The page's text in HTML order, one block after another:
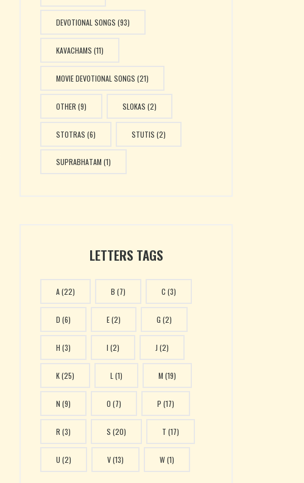
DEVOTIONAL SONGS (93)
KAVACHAMS (11)
MOVIE DEVOTIONAL SONGS (21)
OTHER (9) SLOKAS (2)
STOTRAS (6) STUTIS (2)
SUPRABHATAM (1)
LETTERS TAGS
A(22) B (7) C (3)
D (6) E(2) G (2)
H (3) I (2) J (2)
K(25) L (1) M (19)
N (9) O (7) P (17)
R (3) S (20) T (17)
U (2) V(13) W(1)